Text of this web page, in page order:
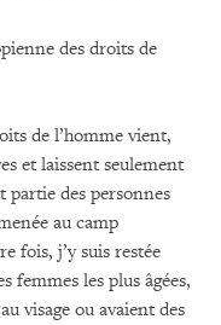
des droits de
de l’homme vient,
et laissent seulement
partie des personnes
au camp
fois, j’y suis restée
femmes les plus âgées,
visage ou avaient des